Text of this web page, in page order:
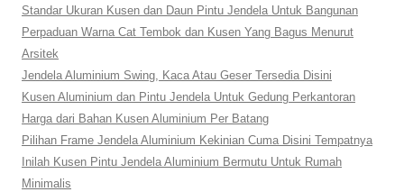
Standar Ukuran Kusen dan Daun Pintu Jendela Untuk Bangunan
Perpaduan Warna Cat Tembok dan Kusen Yang Bagus Menurut
Arsitek
Jendela Aluminium Swing, Kaca Atau Geser Tersedia Disini
Kusen Aluminium dan Pintu Jendela Untuk Gedung Perkantoran
Harga dari Bahan Kusen Aluminium Per Batang
Pilihan Frame Jendela Aluminium Kekinian Cuma Disini Tempatnya
Inilah Kusen Pintu Jendela Aluminium Bermutu Untuk Rumah
Minimalis